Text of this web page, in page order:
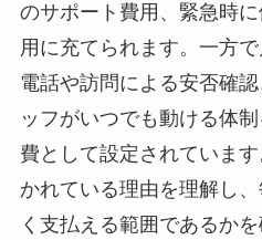
のサポート費用、緊急時
用に充てられます。一方
電話や訪問による安否確
ッフがいつでも動ける体
費として設定されていま
かれている理由を理解し
く支払える範囲であるか